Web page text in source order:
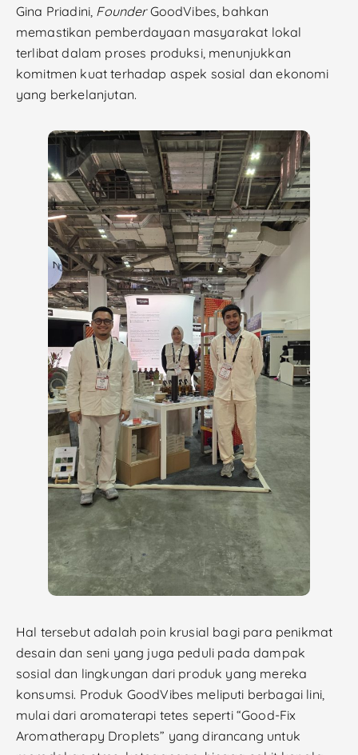
Gina Priadini, FounderGoodVibes, bahkan
memastikan pemberdayaan masyarakat lokal
terlibat dalam proses produksi, menunjukkan
komitmen kuat terhadap aspek sosial dan ekonomi
yang berkelanjutan.
Hal tersebut adalah poin krusial bagi para penikmat
desain dan seni yang juga peduli pada dampak
sosial dan lingkungan dari produk yang mereka
konsumsi. Produk GoodVibes meliputi berbagai lini,
mulai dari aromaterapi tetes seperti “Good-Fix
Aromatherapy Droplets” yang dirancang untuk